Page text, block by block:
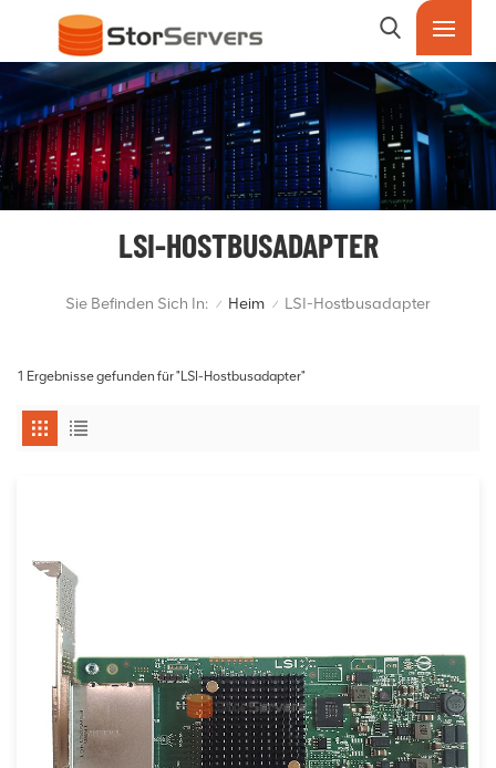
LSI-HOSTBUSADAPTER
Sie Befinden Sich In: / Heim / LSI-Hostbusadapter
1 Ergebnisse gefunden für "LSI-Hostbusadapter"